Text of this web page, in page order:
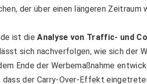
der über einen längeren Zeitraum
ist dieAnalyse von Traffic- und
sich nachverfolgen, wie sich der
Ende der Werbemaßnahme
dass der Carry-Over-Effekt